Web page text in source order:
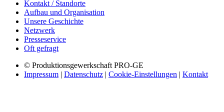
Kontakt / Standorte
Aufbau und Organisation
Unsere Geschichte
Netzwerk
Presseservice
Oft gefragt
© Produktionsgewerkschaft PRO-GE
Impressum | Datenschutz | Cookie-Einstellungen | Kontakt